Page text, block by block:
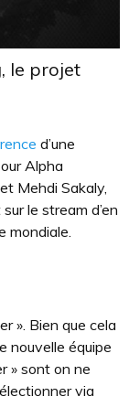
le projet
d’une
Alpha
Mehdi Sakaly,
le stream d’en
mondiale.
». Bien que cela
nouvelle équipe
» sont on ne
via